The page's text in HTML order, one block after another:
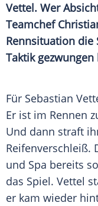
Vettel. Wer
Teamchef
Rennsituation die
Taktik gezwungen
Für Sebastian
Er ist im Rennen
Und dann straft
Reifenverschleiß.
und Spa bereits
das Spiel. Vettel
er kam wieder